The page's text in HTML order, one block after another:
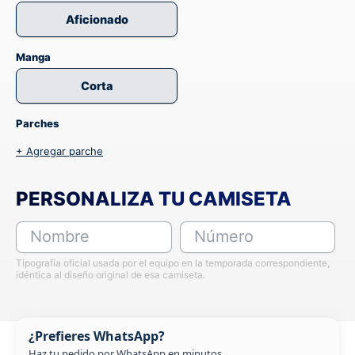
Aficionado
Manga
Corta
Parches
+ Agregar parche
PERSONALIZA TU CAMISETA
Nombre Número
Tipografía oficial usada por el equipo en la temporada correspondiente,
idéntica al diseño original de esa camiseta.
¿Prefieres WhatsApp?